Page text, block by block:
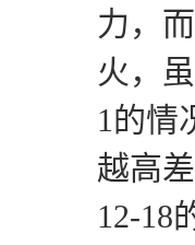
力，
火，
1的情
越高
12-18